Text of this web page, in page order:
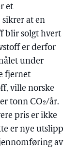
et
at en
blir solgt hvert
er derfor
under
fjernet
ville norske
tonn CO₂/år.
pris er ikke
er nye utslipp
av